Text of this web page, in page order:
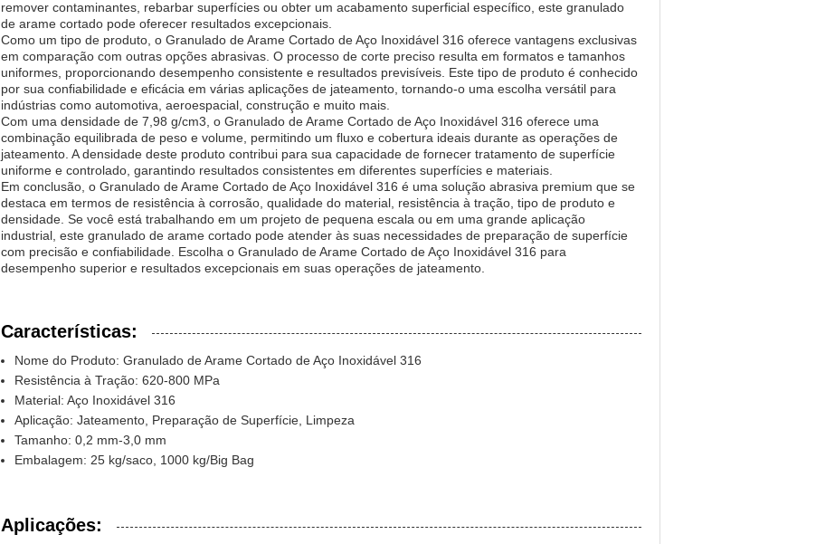
remover contaminantes, rebarbar superfícies ou obter um acabamento superficial específico, este granulado
de arame cortado pode oferecer resultados excepcionais.
Como um tipo de produto, o Granulado de Arame Cortado de Aço Inoxidável 316 oferece vantagens exclusivas
em comparação com outras opções abrasivas. O processo de corte preciso resulta em formatos e tamanhos
uniformes, proporcionando desempenho consistente e resultados previsíveis. Este tipo de produto é conhecido
por sua confiabilidade e eficácia em várias aplicações de jateamento, tornando-o uma escolha versátil para
indústrias como automotiva, aeroespacial, construção e muito mais.
Com uma densidade de 7,98 g/cm3, o Granulado de Arame Cortado de Aço Inoxidável 316 oferece uma
combinação equilibrada de peso e volume, permitindo um fluxo e cobertura ideais durante as operações de
jateamento. A densidade deste produto contribui para sua capacidade de fornecer tratamento de superfície
uniforme e controlado, garantindo resultados consistentes em diferentes superfícies e materiais.
Em conclusão, o Granulado de Arame Cortado de Aço Inoxidável 316 é uma solução abrasiva premium que se
destaca em termos de resistência à corrosão, qualidade do material, resistência à tração, tipo de produto e
densidade. Se você está trabalhando em um projeto de pequena escala ou em uma grande aplicação
industrial, este granulado de arame cortado pode atender às suas necessidades de preparação de superfície
com precisão e confiabilidade. Escolha o Granulado de Arame Cortado de Aço Inoxidável 316 para
desempenho superior e resultados excepcionais em suas operações de jateamento.
Características:
Nome do Produto: Granulado de Arame Cortado de Aço Inoxidável 316
Resistência à Tração: 620-800 MPa
Material: Aço Inoxidável 316
Aplicação: Jateamento, Preparação de Superfície, Limpeza
Tamanho: 0,2 mm-3,0 mm
Embalagem: 25 kg/saco, 1000 kg/Big Bag
Aplicações: